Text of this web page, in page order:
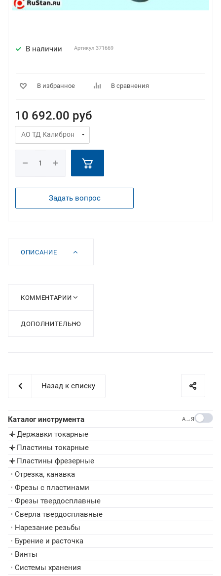
В наличии Артикул 371669
В избранное В сравнения
10 692.00 руб
Задать вопрос
ОПИСАНИЕ
КОММЕНТАРИИ
ДОПОЛНИТЕЛЬНО
Назад к списку
Каталог инструмента A→Я
▸ Державки токарные
▸ Пластины токарные
▸ Пластины фрезерные
• Отрезка, канавка
• Фрезы с пластинами
• Фрезы твердосплавные
• Сверла твердосплавные
• Нарезание резьбы
• Бурение и расточка
• Винты
• Системы хранения